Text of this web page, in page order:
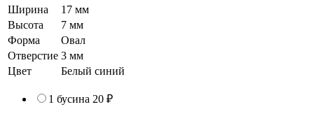
Ширина
17 мм
Высота
7 мм
Форма
Овал
Отверстие 3 мм
Цвет
Белый синий
1 бусина 20 ₽